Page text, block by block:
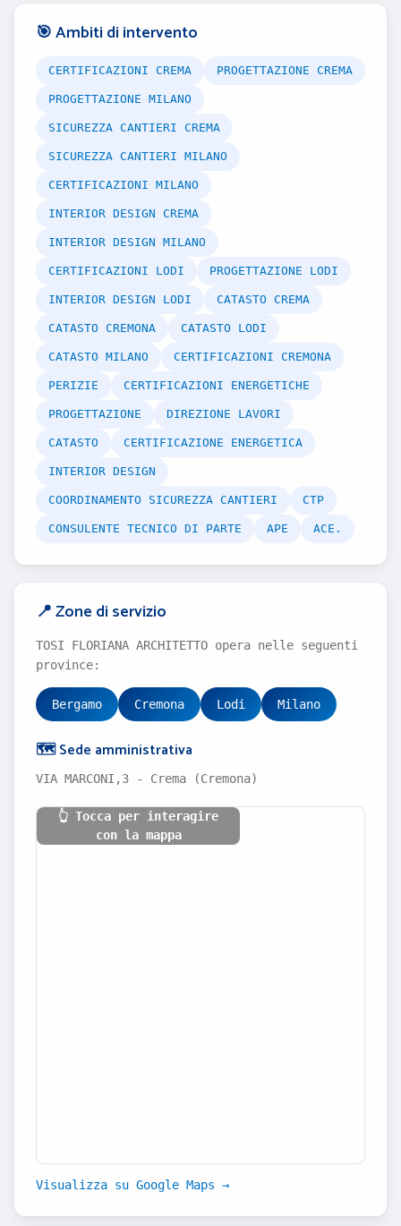
🎯 Ambiti di intervento
CERTIFICAZIONI CREMA PROGETTAZIONE CREMA
PROGETTAZIONE MILANO
SICUREZZA CANTIERI CREMA
SICUREZZA CANTIERI MILANO
CERTIFICAZIONI MILANO
INTERIOR DESIGN CREMA
INTERIOR DESIGN MILANO
CERTIFICAZIONI LODI PROGETTAZIONE LODI
INTERIOR DESIGN LODI CATASTO CREMA
CATASTO CREMONA CATASTO LODI
CATASTO MILANO CERTIFICAZIONI CREMONA
PERIZIE CERTIFICAZIONI ENERGETICHE
PROGETTAZIONE DIREZIONE LAVORI
CATASTO CERTIFICAZIONE ENERGETICA
INTERIOR DESIGN
COORDINAMENTO SICUREZZA CANTIERI CTP
CONSULENTE TECNICO DI PARTE APE ACE.
📍 Zone di servizio
TOSI FLORIANA ARCHITETTO opera nelle seguenti
province:
Bergamo Cremona Lodi Milano
🗺️ Sede amministrativa
VIA MARCONI,3 - Crema (Cremona)
👆 Tocca per interagire
con la mappa
Visualizza su Google Maps →